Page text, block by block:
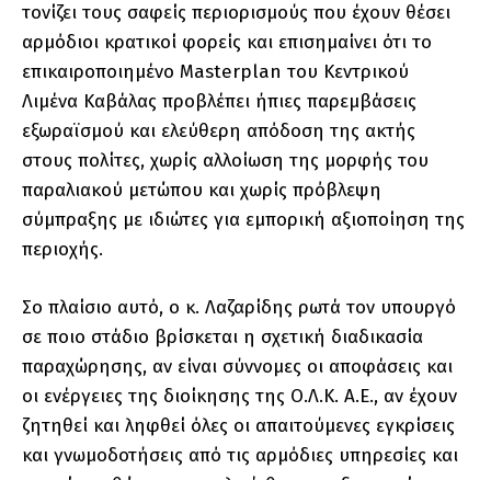
τονίζει τους σαφείς περιορισμούς που έχουν θέσει
αρμόδιοι κρατικοί φορείς και επισημαίνει ότι το
επικαιροποιημένο Masterplan του Κεντρικού
Λιμένα Καβάλας προβλέπει ήπιες παρεμβάσεις
εξωραϊσμού και ελεύθερη απόδοση της ακτής
στους πολίτες, χωρίς αλλοίωση της μορφής του
παραλιακού μετώπου και χωρίς πρόβλεψη
σύμπραξης με ιδιώτες για εμπορική αξιοποίηση της
περιοχής.
Σο πλαίσιο αυτό, ο κ. Λαζαρίδης ρωτά τον υπουργό
σε ποιο στάδιο βρίσκεται η σχετική διαδικασία
παραχώρησης, αν είναι σύννομες οι αποφάσεις και
οι ενέργειες της διοίκησης της Ο.Λ.Κ. Α.Ε., αν έχουν
ζητηθεί και ληφθεί όλες οι απαιτούμενες εγκρίσεις
και γνωμοδοτήσεις από τις αρμόδιες υπηρεσίες και